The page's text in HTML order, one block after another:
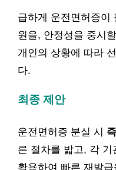
급하게 운전면허증이
원을, 안정성을 중시
개인의 상황에 따라
다.
최종 제안
운전면허증 분실 시
른 절차를 밟고, 각
활용하여 빠른 재발